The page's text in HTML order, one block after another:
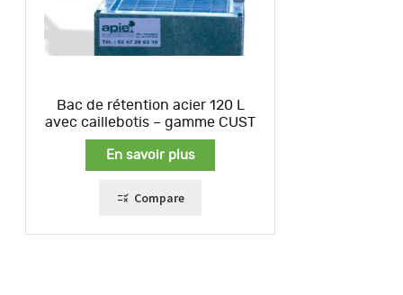
Bac de rétention acier 120 L
avec caillebotis – gamme CUST
En savoir plus
Compare